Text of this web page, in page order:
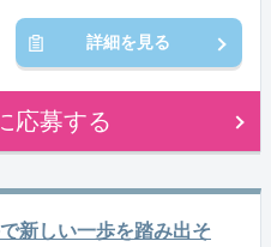
詳細を見る
応募する
新しい一歩を踏み出そ